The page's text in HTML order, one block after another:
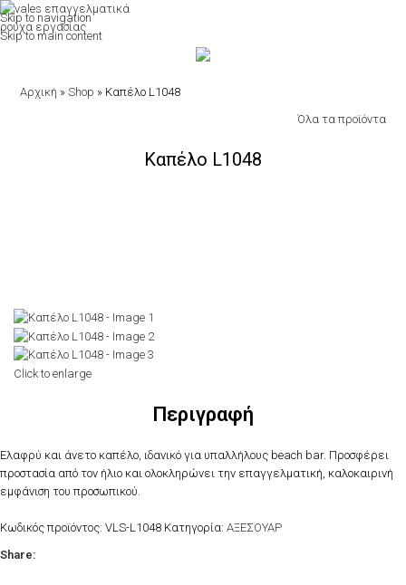
Skip to navigation
Skip to main content
Αρχική »Shop » Καπέλο L1048
Όλα τα προϊόντα
Καπέλο L1048
Click to enlarge
Περιγραφή
Ελαφρύ και άνετο καπέλο, ιδανικό για υπαλλήλους beach bar. Προσφέρει
προστασία από τον ήλιο και ολοκληρώνει την επαγγελματική, καλοκαιρινή
εμφάνιση του προσωπικού.
Κωδικός προϊόντος: VLS-L1048 Κατηγορία: ΑΞΕΣΟΥΑΡ
Share: